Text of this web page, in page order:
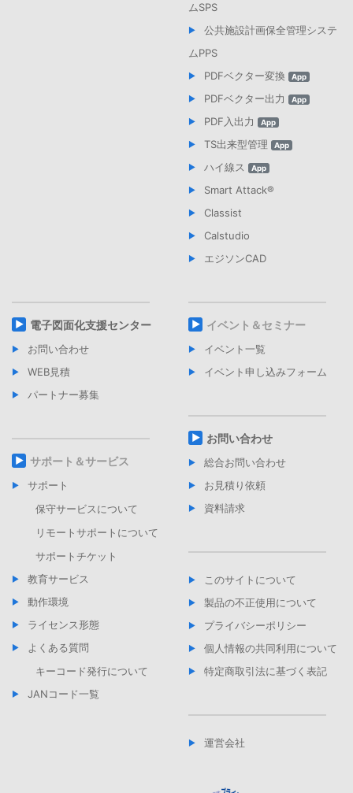
ムSPS
公共施設計画保全管理システ
ムPPS
PDFベクター変換
App
PDFベクター出力 App
PDF入出力 App
TS出来型管理 App
ハイ線ス App
Smart Attack®︎
Classist
Calstudio
エジソンCAD
電子図面化支援センター
お問い合わせ
WEB見積
パートナー募集
サポート＆サービス
サポート
保守サービスについて
リモートサポートについて
サポートチケット
教育サービス
動作環境
ライセンス形態
よくある質問
キーコード発行について
JANコード一覧
イベント＆セミナー
イベント一覧
イベント申し込みフォーム
お問い合わせ
総合お問い合わせ
お見積り依頼
資料請求
このサイトについて
製品の不正使用について
プライバシーポリシー
個人情報の共同利用について
特定商取引法に基づく表記
運営会社